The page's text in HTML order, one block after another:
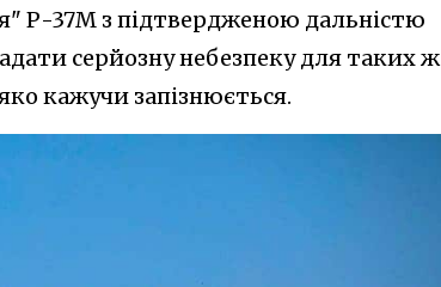
Р-37М з підтвердженою дальністю
серйозну небезпеку для таких
кажучи запізнюється.